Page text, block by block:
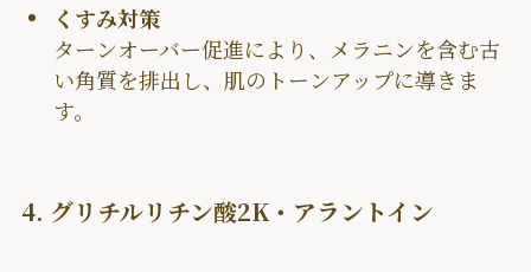
くすみ対策
ターンオーバー促進により、メラニンを含む古
い角質を排出し、肌のトーンアップに導きま
す。
4. グリチルリチン酸2K・アラントイン